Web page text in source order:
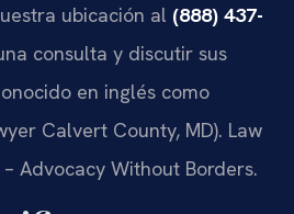
ubicación al (888) 437-
consulta y discutir sus
en inglés como
Calvert County, MD). Law
– Advocacy Without Borders.